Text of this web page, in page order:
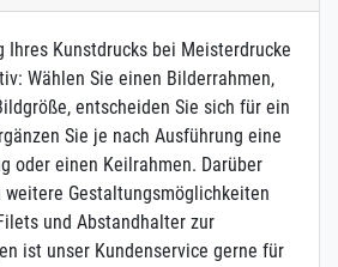
Ihres Kunstdrucks bei Meisterdrucke
Wählen Sie einen Bilderrahmen,
entscheiden Sie sich für ein
Sie je nach Ausführung eine
oder einen Keilrahmen. Darüber
weitere Gestaltungsmöglichkeiten
und Abstandhalter zur
ist unser Kundenservice gerne für